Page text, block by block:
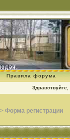
Правила форума
Здравствуйте,
> Форма регистрации